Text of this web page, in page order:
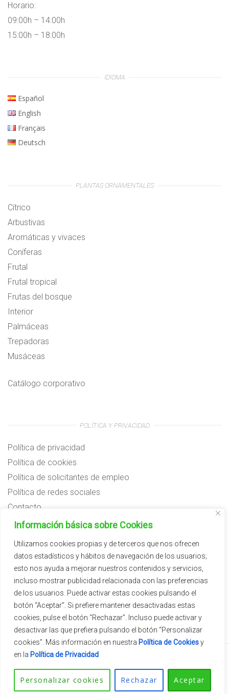
Información básica sobre Cookies
Utilizamos cookies propias y de terceros que nos ofrecen
datos estadísticos y hábitos de navegación de los usuarios;
esto nos ayuda a mejorar nuestros contenidos y servicios,
incluso mostrar publicidad relacionada con las preferencias
de los usuarios. Puede activar estas cookies pulsando el
botón “Aceptar”. Si prefiere mantener desactivadas estas
cookies, pulse el botón “Rechazar”. Incluso puede activar y
desactivar las que prefiera pulsando el botón “Personalizar
cookies”. Más información en nuestra Política de Cookiesy
en la Política de Privacidad
Personalizar cookies Rechazar Aceptar
Horario:
09:00h – 14:00h
15:00h – 18:00h
IDIOMA
Español
English
Français
Deutsch
PLANTAS ORNAMENTALES
Cítrico
Arbustivas
Aromáticas y vivaces
Coníferas
Frutal
Frutal tropical
Frutas del bosque
Interior
Palmáceas
Trepadoras
Musáceas
Catálogo corporativo
POLÍTICA Y PRIVACIDAD
Política de privacidad
Política de cookies
Política de solicitantes de empleo
Política de redes sociales
Contacto
Preguntas frecuentes
Subvenciones
2026 © Vivercid. Tema deSiteOrigin